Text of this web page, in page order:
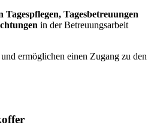
Tagespflegen, Tagesbetreuungen
in der Betreuungsarbeit
ermöglichen einen Zugang zu den